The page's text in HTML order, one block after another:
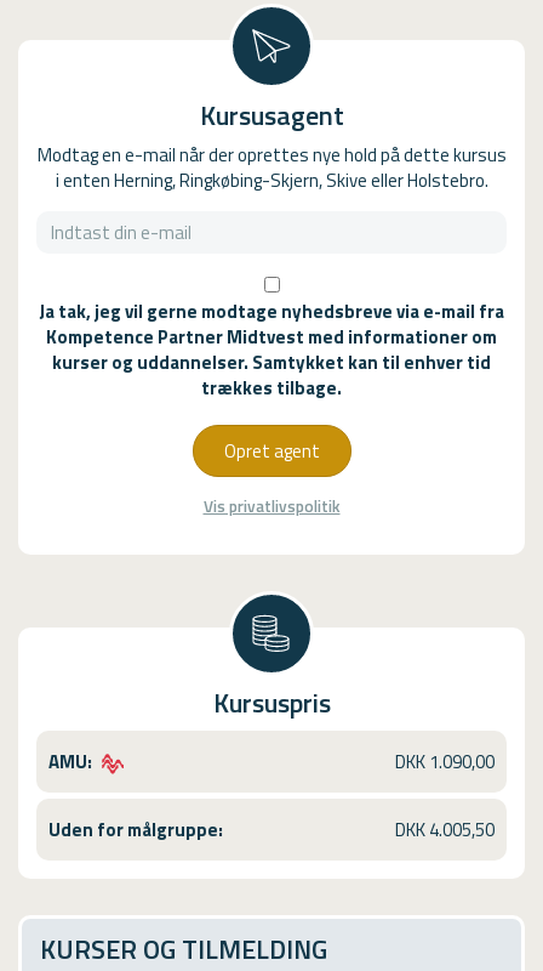
Kursusagent
Modtag en e-mail når der oprettes nye hold på dette kursus
i enten Herning, Ringkøbing-Skjern, Skive eller Holstebro.
Ja tak, jeg vil gerne modtage nyhedsbreve via e-mail fra
Kompetence Partner Midtvest med informationer om
kurser og uddannelser. Samtykket kan til enhver tid
trækkes tilbage.
Opret agent
Vis privatlivspolitik
Kursuspris
AMU: DKK 1.090,00
Uden for målgruppe: DKK 4.005,50
KURSER OG TILMELDING